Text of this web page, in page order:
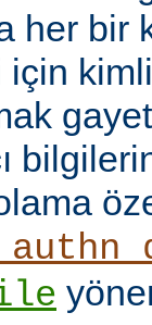
her bir